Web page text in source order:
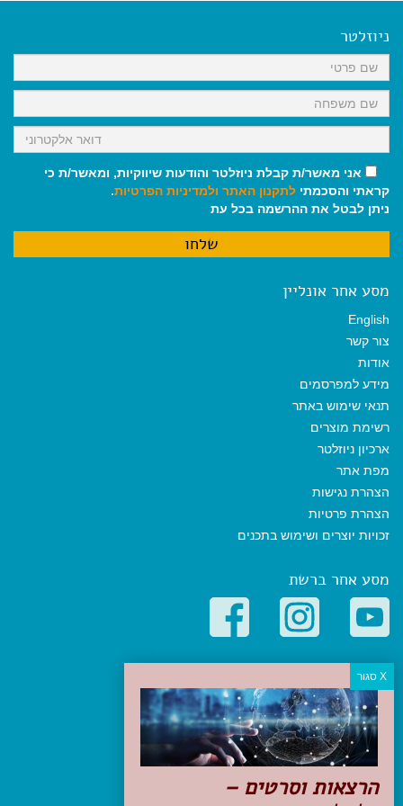
k
p
m
ניוזלטר
אני מאשר/ת קבלת ניוזלטר והודעות שיווקיות, ומאשר/ת כי
קראתי והסכמתי לתקנון האתר ולמדיניות הפרטיות.
ניתן לבטל את ההרשמה בכל עת
מסע אחר אונליין
English
צור קשר
אודות
מידע למפרסמים
תנאי שימוש באתר
רשימת מוצרים
ארכיון ניוזלטר
מפת אתר
הצהרת נגישות
הצהרת פרטיות
זכויות יוצרים ושימוש בתכנים
מסע אחר ברשת
קטגוריות פופולריות
יעדים
טיולים בישראל
מלונות בוטיק בישראל
טיפים והמלצות
הכנות לנסיעה
הרצאות וסרטים –